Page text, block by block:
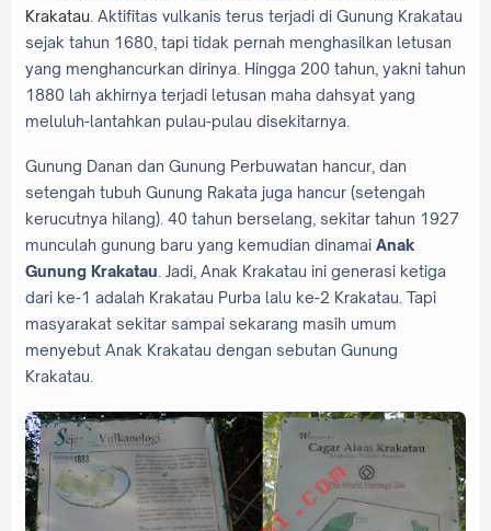
Krakatau . Aktifitas vulkanis terus terjadi di Gunung Krakatau
sejak tahun 1680, tapi tidak pernah menghasilkan letusan
yang menghancurkan dirinya. Hingga 200 tahun, yakni tahun
1880 lah akhirnya terjadi letusan maha dahsyat yang
meluluh-lantahkan pulau-pulau disekitarnya.
Gunung Danan dan Gunung Perbuwatan hancur, dan
setengah tubuh Gunung Rakata juga hancur (setengah
kerucutnya hilang). 40 tahun berselang, sekitar tahun 1927
munculah gunung baru yang kemudian dinamai Anak
Gunung Krakatau . Jadi, Anak Krakatau ini generasi ketiga
dari ke-1 adalah Krakatau Purba lalu ke-2 Krakatau. Tapi
masyarakat sekitar sampai sekarang masih umum
menyebut Anak Krakatau dengan sebutan Gunung
Krakatau.